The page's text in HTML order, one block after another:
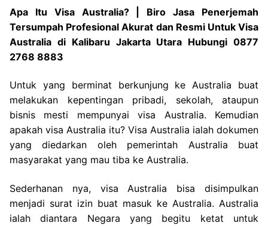
Apa Itu Visa Australia? | Biro Jasa Penerjemah
Tersumpah Profesional Akurat dan Resmi Untuk Visa
Australia di Kalibaru Jakarta Utara Hubungi 0877
2768 8883
Untuk yang berminat berkunjung ke Australia buat
melakukan kepentingan pribadi, sekolah, ataupun
bisnis mesti mempunyai visa Australia. Kemudian
apakah visa Australia itu? Visa Australia ialah dokumen
yang diedarkan oleh pemerintah Australia buat
masyarakat yang mau tiba ke Australia.
Sederhanan nya, visa Australia bisa disimpulkan
menjadi surat izin buat masuk ke Australia. Australia
ialah diantara Negara yang begitu ketat untuk